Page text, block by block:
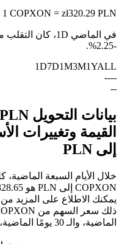
1 COPXON = zł320.29 PLN
في الماضي 1D، كان التقلب من COPXON إلى PLN هو
-2.25%
.
1D7D1M3M1YALL
--
--
--
إلى PLN
خلال الأيام السبعة
يمكنك الاطلاع على المزيد من
الماضية، والـ 30 يومًا الماضية، والـ 90 يومًا الماضية.